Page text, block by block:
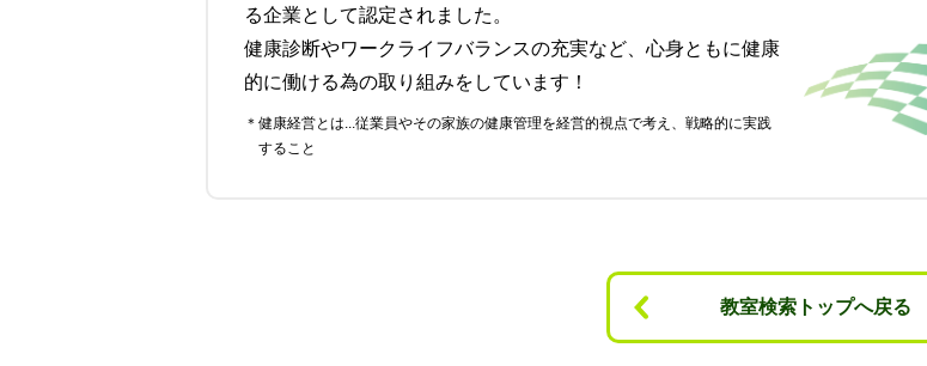
る企業として認定されました。
健康診断やワークライフバランスの充実など、心身ともに健康
的に働ける為の取り組みをしています！
＊健康経営とは...従業員やその家族の健康管理を経営的視点で考え、戦略的に実践
すること
教室検索トップへ戻る